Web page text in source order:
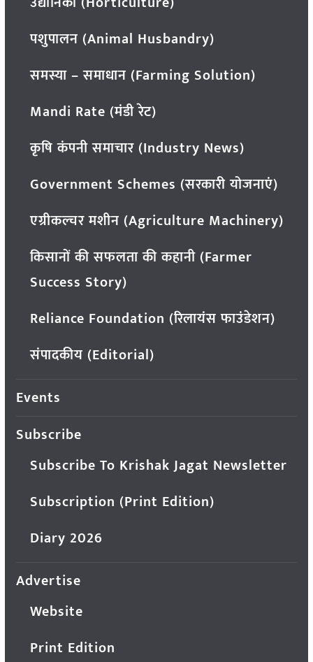
पशुपालन (Animal Husbandry)
समस्या – समाधान (Farming Solution)
Mandi Rate (मंडी रेट)
कृषि कंपनी समाचार (Industry News)
Government Schemes (सरकारी योजनाएं)
एग्रीकल्चर मशीन (Agriculture Machinery)
किसानों की सफलता की कहानी (Farmer
Success Story)
Reliance Foundation (रिलायंस फाउंडेशन)
संपादकीय (Editorial)
Events
Subscribe
Subscribe To Krishak Jagat Newsletter
Subscription (Print Edition)
Diary 2026
Advertise
Website
Print Edition